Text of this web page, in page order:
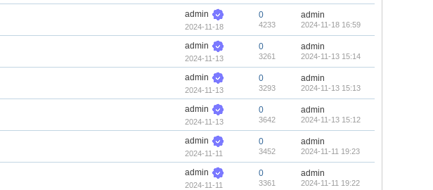
admin
2024-11-18
0
4233
admin
2024-11-18 16:59
admin
2024-11-13
0
3261
admin
2024-11-13 15:14
admin
2024-11-13
0
3293
admin
2024-11-13 15:13
admin
2024-11-13
0
3642
admin
2024-11-13 15:12
admin
2024-11-11
0
3452
admin
2024-11-11 19:23
admin
2024-11-11
0
3361
admin
2024-11-11 19:22